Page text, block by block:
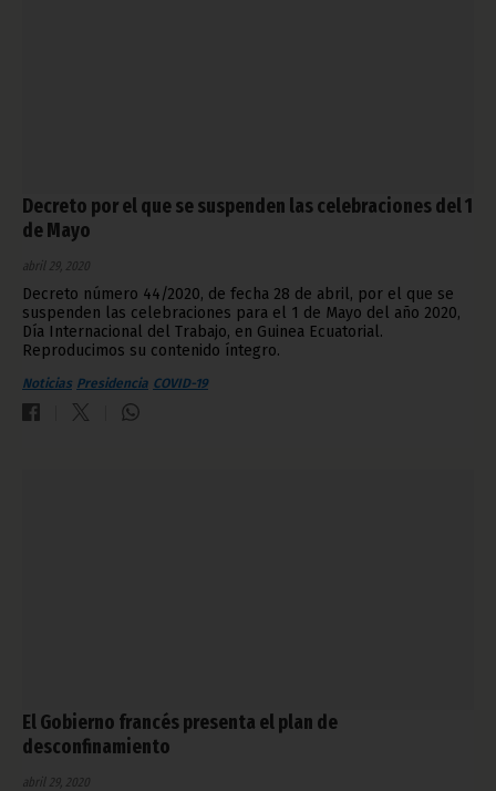
Decreto por el que se suspenden las celebraciones del 1
de Mayo
abril 29, 2020
Decreto número 44/2020, de fecha 28 de abril, por el que se
suspenden las celebraciones para el 1 de Mayo del año 2020,
Día Internacional del Trabajo, en Guinea Ecuatorial.
Reproducimos su contenido íntegro.
Noticias Presidencia COVID-19
El Gobierno francés presenta el plan de
desconfinamiento
abril 29, 2020